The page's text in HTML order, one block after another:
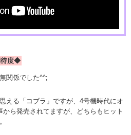
待度◆
関係でした^^;
える「コブラ」ですが、4号機時代にオ
ら発売されてますが、どちらもヒット